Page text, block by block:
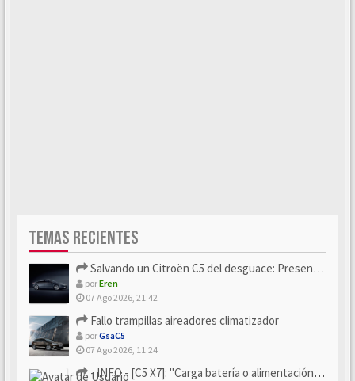
TEMAS RECIENTES
Salvando un Citroën C5 del desguace: Presentación y seguimiento
porEren
07 Ago 2026, 21:42
Fallo trampillas aireadores climatizador
porGsaC5
07 Ago 2026, 11:24
- INFO - [C5 X7]: "Carga batería o alimentación eléctri...